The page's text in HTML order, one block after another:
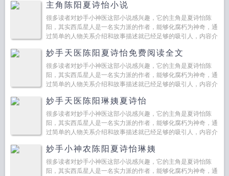
主角陈阳夏诗怡小说
很多读者对妙手小神医这部小说感兴趣，它的主角是夏诗怡陈
阳，其实西瓜星人是一名实力派的作者，能够化腐朽为神奇，通
过简单的人物关系介绍和故事描述就已经足够的吸引人，内容介
妙手天医陈阳夏诗怡免费阅读全文
很多读者对妙手小神医这部小说感兴趣，它的主角是夏诗怡陈
阳，其实西瓜星人是一名实力派的作者，能够化腐朽为神奇，通
过简单的人物关系介绍和故事描述就已经足够的吸引人，内容介
妙手天医陈阳琳姨夏诗怡
很多读者对妙手小神医这部小说感兴趣，它的主角是夏诗怡陈
阳，其实西瓜星人是一名实力派的作者，能够化腐朽为神奇，通
过简单的人物关系介绍和故事描述就已经足够的吸引人，内容介
妙手小神农陈阳夏诗怡琳姨
很多读者对妙手小神医这部小说感兴趣，它的主角是夏诗怡陈
阳，其实西瓜星人是一名实力派的作者，能够化腐朽为神奇，通